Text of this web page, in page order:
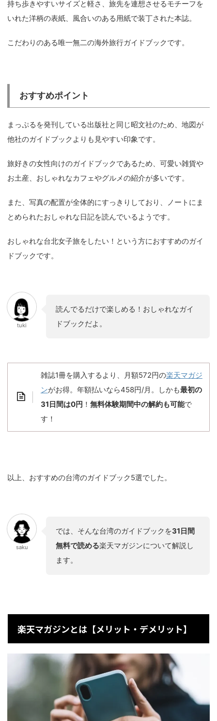
持ち歩きやすいサイズと軽さ、旅先を連想させるモチーフを
いれた洋柄の表紙、風合いのある用紙で装丁された本誌。
こだわりのある唯一無二の海外旅行ガイドブックです。
おすすめポイント
まっぷるを発刊している出版社と同じ昭文社のため、地図が
他社のガイドブックよりも見やすい印象です。
旅好きの女性向けのガイドブックであるため、可愛い雑貨や
お土産、おしゃれなカフェやグルメの紹介が多いです。
また、写真の配置が全体的にすっきりしており、ノートにま
とめられたおしゃれな日記を読んでいるようです。
おしゃれな台北女子旅をしたい！という方におすすめのガイ
ドブックです。
tuki
読んでるだけで楽しめる！おしゃれなガイ
ドブックだよ。
雑誌1冊を購入するより、月額572円の楽天マガジ
ンがお得。年額払いなら458円/月。しかも最初の
31日間は0円 ！ 無料体験期間中の解約も可能で
す！
以上、おすすめの台湾のガイドブック5選でした。
saku
では、そんな台湾のガイドブックを31日間
無料で読める楽天マガジンについて解説し
ます。
楽天マガジンとは【メリット・デメリット】